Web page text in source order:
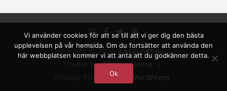
Copyright © 2026RiktpunKt.nu
Theme by:Theme Horse
Proudly Powered by:
WordPress
Vi använder cookies för att se till att vi ger dig den bästa
upplevelsen på vår hemsida. Om du fortsätter att använda den
här webbplatsen kommer vi att anta att du godkänner detta.
Ok